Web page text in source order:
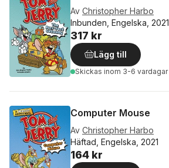
Av Christopher Harbo
Inbunden, Engelska, 2021
317 kr
Lägg till
Skickas inom 3-6 vardagar
Computer Mouse
Av Christopher Harbo
Häftad, Engelska, 2021
164 kr